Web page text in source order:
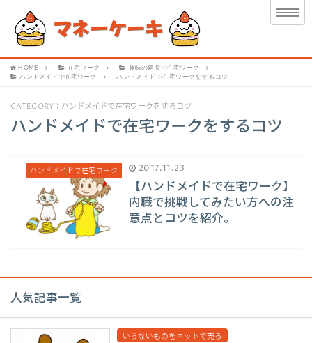
HOME 在宅ワーク
趣味の延長で在宅ワーク
ハンドメイドで在宅ワーク
ハンドメイドで在宅ワークをするコツ
CATEGORY：ハンドメイドで在宅ワークをするコツ
ハンドメイドで在宅ワークをするコツ
ハンドメイドで在宅ワーク 2017.11.23
【ハンドメイドで在宅ワーク】
内職で挑戦してみたい方への注
意点とコツを紹介。
人気記事一覧
いらないものをネットで売る